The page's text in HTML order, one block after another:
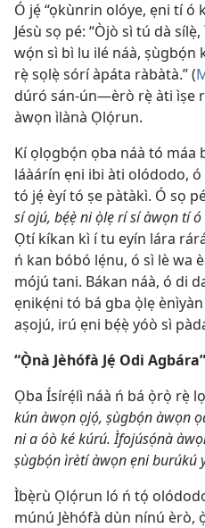
Ó jẹ́ “ọkùnrin olóye, ẹni tí ó
Jésù sọ pé: “Òjò sì tú dà
wọ́n sì bì lu ilé náà, ṣùgbọ́n
rẹ̀ sọlẹ̀ sórí àpáta ràbàtà.” (
dúró sán-ún—èrò rẹ̀ àti ìṣe
àwọn ìlànà Ọlọ́run.
Kí ọlọgbọ́n ọba náà tó
láàárín ẹni ibi àti olódodo,
tó jẹ́ èyí tó ṣe pàtàkì. Ó sọ
sí ojú, bẹ́ẹ̀ ni ọ̀lẹ rí sí àwọn tí
Ọtí kíkan kì í tu eyín lára
ń kan bóbó lẹ́nu, ó sì lè wa
mójú tani. Bákan náà, ó di
ẹnikẹ́ni tó bá gba ọ̀lẹ
aṣojú, irú ẹni bẹ́ẹ̀ yóò sì
“Ọ̀nà Jèhófà Jẹ́ Odi Agbára”
Ọba Ísírẹ́lì náà ń bá ọ̀rọ̀ rẹ̀
kún àwọn ọjọ́, ṣùgbọ́n àwọn
ni a óò ké kúrú. Ìfojúsọ́nà
ṣùgbọ́n ìrètí àwọn ẹni burúkú
Ìbẹ̀rù Ọlọ́run ló ń tọ́
múnú Jèhófà dùn nínú èrò,